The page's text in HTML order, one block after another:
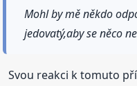
Mohl by mě někdo
jedovatý,aby se něco
Svou reakci k tomuto